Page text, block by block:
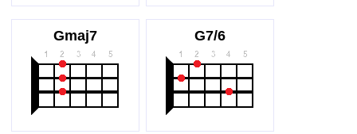
Gmaj7 G7/6